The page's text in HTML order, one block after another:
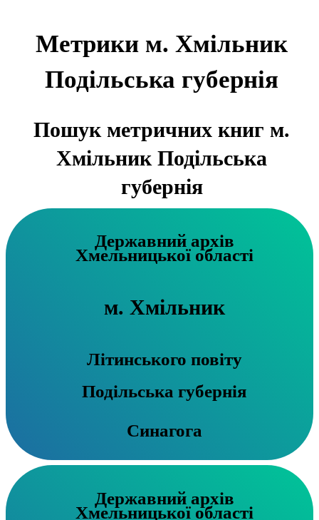
Метрики м. Хмільник
Подільська губернія
Пошук метричних книг м.
Хмільник Подільська
губернія
Державний архів
Хмельницької області
м. Хмільник
Літинського повіту
Подільська губернія
Синагога
Державний архів
Хмельницької області